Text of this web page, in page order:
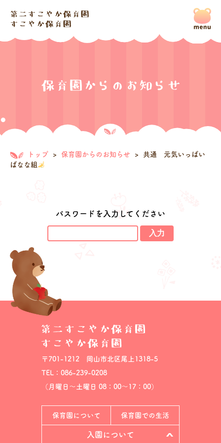
トップ > 保育園からのお知らせ >
共通 元気いっぱい
ばなな組
パスワードを入力してください
入力
〒701-1212 岡山市北区尾上1318-5
TEL：086-239-0208
（月曜日～土曜日 08：00～17：00）
保育園について 保育園での生活
入園について